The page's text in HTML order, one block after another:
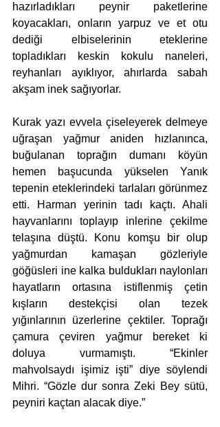
hazırladıkları peynir paketlerine
koyacakları, onların yarpuz ve et otu
dediği elbiselerinin eteklerine
topladıkları keskin kokulu naneleri,
reyhanları ayıklıyor, ahırlarda sabah
akşam inek sağıyorlar.
Kurak yazı evvela çiseleyerek delmeye
uğraşan yağmur aniden hızlanınca,
buğulanan toprağın dumanı köyün
hemen başucunda yükselen Yanık
tepenin eteklerindeki tarlaları görünmez
etti. Harman yerinin tadı kaçtı. Ahali
hayvanlarını toplayıp inlerine çekilme
telaşına düştü. Konu komşu bir olup
yağmurdan kamaşan gözleriyle
göğüsleri ine kalka buldukları naylonları
hayatların ortasına istiflenmiş çetin
kışların destekçisi olan tezek
yığınlarının üzerlerine çektiler. Toprağı
çamura çeviren yağmur bereket ki
doluya vurmamıştı. “Ekinler
mahvolsaydı işimiz işti” diye söylendi
Mihri. “Gözle dur sonra Zeki Bey sütü,
peyniri kaçtan alacak diye.”